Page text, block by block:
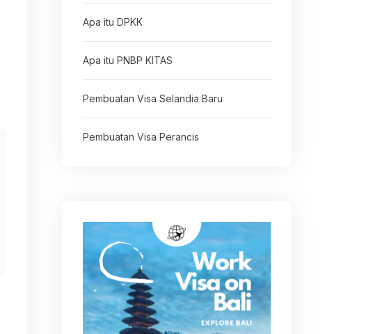
Apa itu DPKK
Apa itu PNBP KITAS
Pembuatan Visa Selandia Baru
Pembuatan Visa Perancis